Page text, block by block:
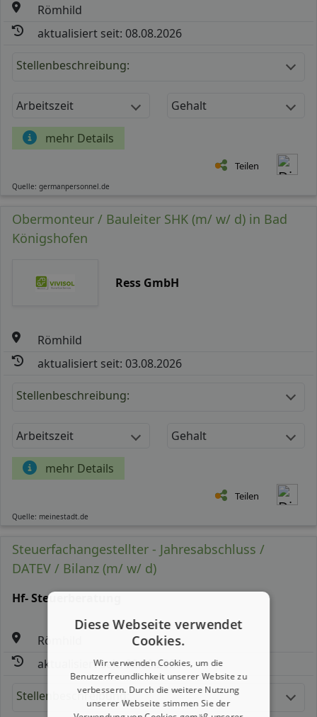
Römhild
aktualisiert seit: 08.08.2026
Stellenbeschreibung:
Arbeitszeit Gehalt
mehr Details
Teilen
Quelle: germanpersonnel.de
Obermonteur / Bauleiter SHK (m/ w/ d) in Bad
Königshofen
Ress GmbH
Römhild
aktualisiert seit: 03.08.2026
Stellenbeschreibung:
Arbeitszeit Gehalt
mehr Details
Teilen
Quelle: meinestadt.de
Steuerfachangestellter - Jahresabschluss /
DATEV / Bilanz (m/ w/ d)
Hf- Steuerberatung
Römhild
aktualisiert seit: 08.08.2026
Stellenbeschreibung:
Diese Webseite verwendet
Cookies.
Wir verwenden Cookies, um die
Benutzerfreundlichkeit unserer Website zu
verbessern. Durch die weitere Nutzung
unserer Webseite stimmen Sie der